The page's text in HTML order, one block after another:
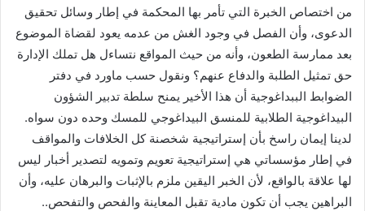
من اختصاص الخبرة التي تأمر بها المحكمة في إطار وسائل تحقيق
الدعوى، وأن الفصل في وجود الغش من عدمه يعود لقضاة الموضوع
بعد ممارسة الطعون، وأنه من حيث المواقع نتساءل هل تملك الإدارة
حق تمثيل الطلبة والدفاع عنهم؟ ونقول حسب ماورد في دفتر
الضوابط الببداغوجية أن هذا الأخير يمنح سلطة تدبير الشؤون
البيداغوجية الطلابية للمنسق البيداغوجي للمسك وحده دون سواه.
لدينا إيمان راسخ بأن إستراتيجية شخصنة كل الخلافات والمواقف
في إطار مؤسساتي هي إستراتيجية تعويم وتمويه لتصدير أخبار ليس
لها علاقة بالواقع، لأن الخبر اليقين ملزم بالإثبات والبرهان عليه، وأن
البراهين يجب أن تكون مادية تقبل المعاينة والفحص والتفحص..